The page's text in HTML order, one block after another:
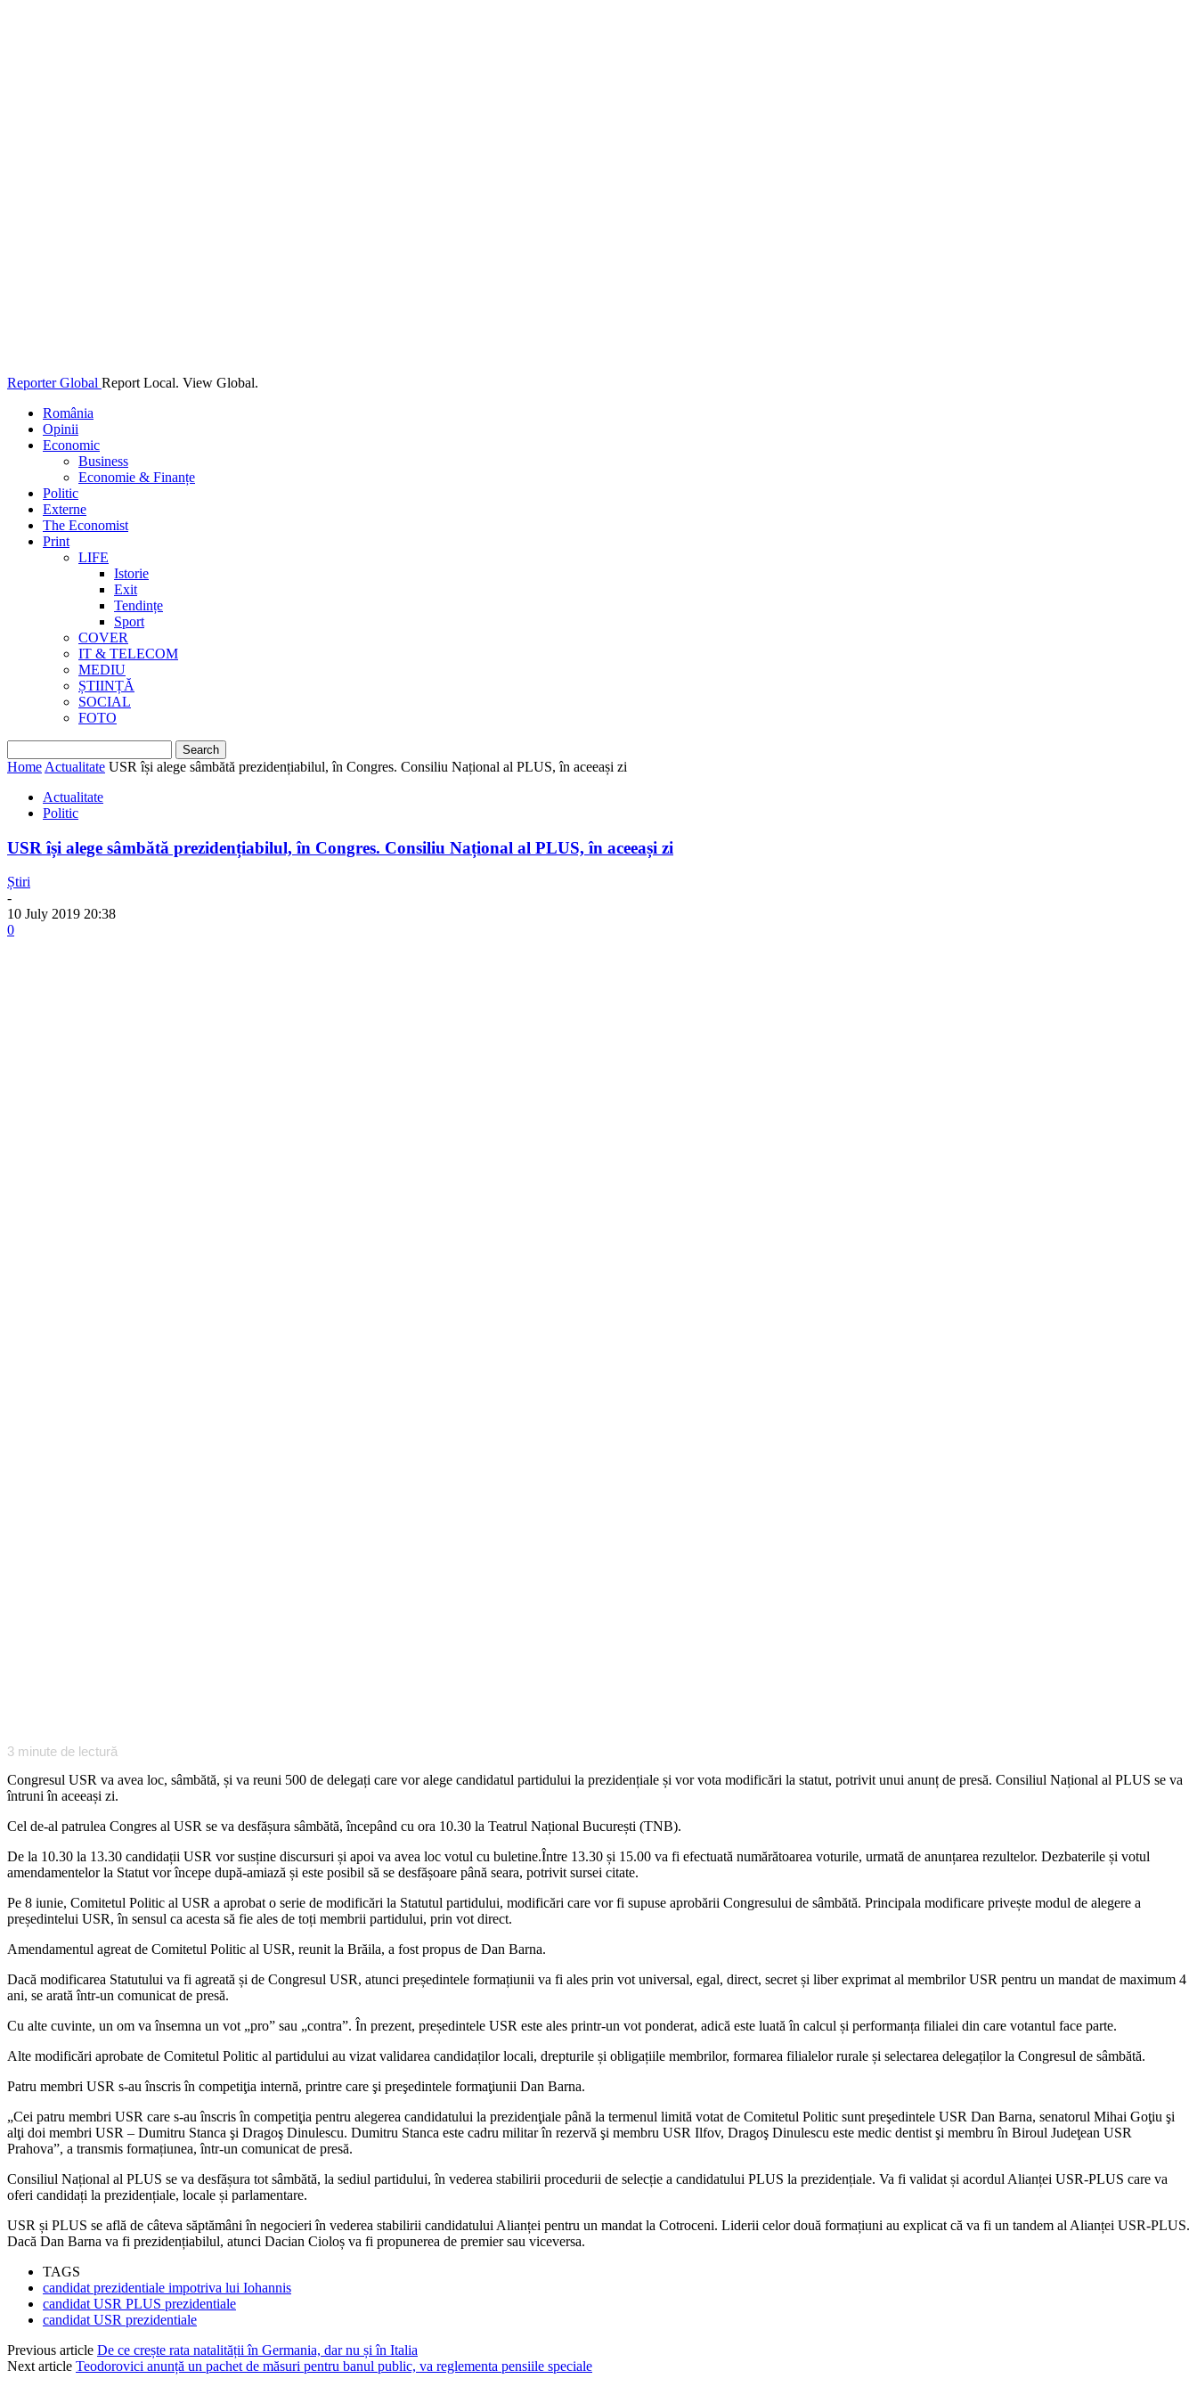
Reporter Global Report Local. View Global.
România
Opinii
Economic
Business
Economie & Finanțe
Politic
Externe
The Economist
Print
LIFE
Istorie
Exit
Tendințe
Sport
COVER
IT & TELECOM
MEDIU
ȘTIINȚĂ
SOCIAL
FOTO
Home Actualitate USR își alege sâmbătă prezidențiabilul, în Congres. Consiliu Național al PLUS, în aceeași zi
Actualitate
Politic
USR își alege sâmbătă prezidențiabilul, în Congres. Consiliu Național al PLUS, în aceeași zi
Știri
-
10 July 2019 20:38
0
3 minute de lectură
Congresul USR va avea loc, sâmbătă, și va reuni 500 de delegați care vor alege candidatul partidului la prezidențiale și vor vota modificări la statut, potrivit unui anunț de presă. Consiliul Național al PLUS se va
întruni în aceeași zi.
Cel de-al patrulea Congres al USR se va desfășura sâmbătă, începând cu ora 10.30 la Teatrul Național București (TNB).
De la 10.30 la 13.30 candidații USR vor susține discursuri și apoi va avea loc votul cu buletine.Între 13.30 și 15.00 va fi efectuată numărătoarea voturile, urmată de anunțarea rezultelor. Dezbaterile și votul
amendamentelor la Statut vor începe după-amiază și este posibil să se desfășoare până seara, potrivit sursei citate.
Pe 8 iunie, Comitetul Politic al USR a aprobat o serie de modificări la Statutul partidului, modificări care vor fi supuse aprobării Congresului de sâmbătă. Principala modificare privește modul de alegere a
președintelui USR, în sensul ca acesta să fie ales de toți membrii partidului, prin vot direct.
Amendamentul agreat de Comitetul Politic al USR, reunit la Brăila, a fost propus de Dan Barna.
Dacă modificarea Statutului va fi agreată și de Congresul USR, atunci președintele formațiunii va fi ales prin vot universal, egal, direct, secret și liber exprimat al membrilor USR pentru un mandat de maximum 4
ani, se arată într-un comunicat de presă.
Cu alte cuvinte, un om va însemna un vot „pro” sau „contra”. În prezent, președintele USR este ales printr-un vot ponderat, adică este luată în calcul și performanța filialei din care votantul face parte.
Alte modificări aprobate de Comitetul Politic al partidului au vizat validarea candidaților locali, drepturile și obligațiile membrilor, formarea filialelor rurale și selectarea delegaților la Congresul de sâmbătă.
Patru membri USR s-au înscris în competiţia internă, printre care şi preşedintele formaţiunii Dan Barna.
„Cei patru membri USR care s-au înscris în competiţia pentru alegerea candidatului la prezidenţiale până la termenul limită votat de Comitetul Politic sunt preşedintele USR Dan Barna, senatorul Mihai Goţiu şi
alţi doi membri USR – Dumitru Stanca şi Dragoş Dinulescu. Dumitru Stanca este cadru militar în rezervă şi membru USR Ilfov, Dragoş Dinulescu este medic dentist şi membru în Biroul Judeţean USR
Prahova”, a transmis formațiunea, într-un comunicat de presă.
Consiliul Național al PLUS se va desfășura tot sâmbătă, la sediul partidului, în vederea stabilirii procedurii de selecție a candidatului PLUS la prezidențiale. Va fi validat și acordul Alianței USR-PLUS care va
oferi candidați la prezidențiale, locale și parlamentare.
USR și PLUS se află de câteva săptămâni în negocieri în vederea stabilirii candidatului Alianței pentru un mandat la Cotroceni. Liderii celor două formațiuni au explicat că va fi un tandem al Alianței USR-PLUS.
Dacă Dan Barna va fi prezidențiabilul, atunci Dacian Cioloș va fi propunerea de premier sau viceversa.
TAGS
candidat prezidentiale impotriva lui Iohannis
candidat USR PLUS prezidentiale
candidat USR prezidentiale
Previous article De ce crește rata natalității în Germania, dar nu și în Italia
Next article Teodorovici anunță un pachet de măsuri pentru banul public, va reglementa pensiile speciale